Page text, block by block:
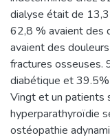
dialyse était de
62,8 % avaient des
avaient des
fractures osseuses.
diabétique et
Vingt et un patients
hyperparathyroïdie
ostéopathie